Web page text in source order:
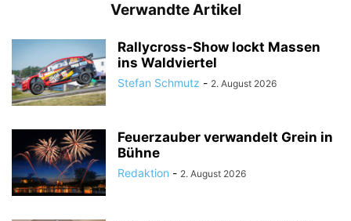
Verwandte Artikel
Rallycross-Show lockt Massen
ins Waldviertel
Stefan Schmutz - 2. August 2026
Feuerzauber verwandelt Grein in
Bühne
Redaktion - 2. August 2026